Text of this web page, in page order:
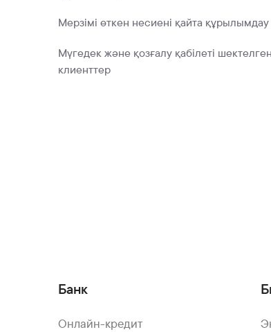
Мерзімі өткен несиені қайта құрылымдау
Мүгедек және қозғалу қабілеті шектелген
клиенттер
Банк
Онлайн-кредит